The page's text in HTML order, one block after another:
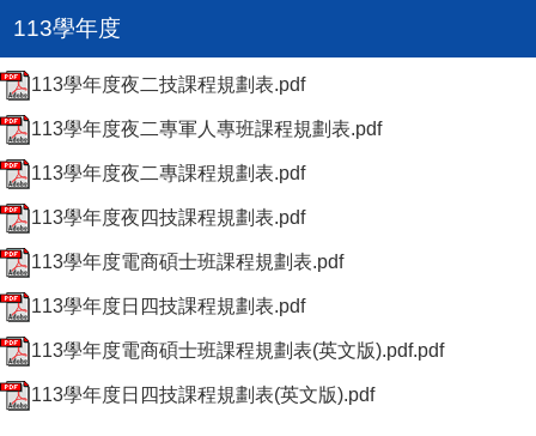
113學年度
113學年度夜二技課程規劃表.pdf
113學年度夜二專軍人專班課程規劃表.pdf
113學年度夜二專課程規劃表.pdf
113學年度夜四技課程規劃表.pdf
113學年度電商碩士班課程規劃表.pdf
113學年度日四技課程規劃表.pdf
113學年度電商碩士班課程規劃表(英文版).pdf.pdf
113學年度日四技課程規劃表(英文版).pdf